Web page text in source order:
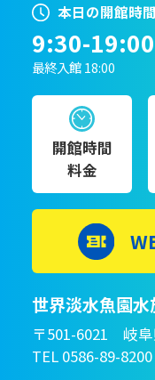
本日の開館時間
9:30-19:00
最終入館 18:00
開館時間
料金
世界淡水魚園
〒501-6021 岐阜
TEL 0586-89-